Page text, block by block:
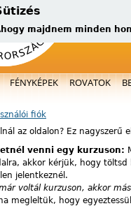
majdnem minden
FÉNYKÉPEK ROVATOK
helyfiók
az oldalon? Ez nagyszerű
venni egy kurzuson:
akkor kérjük, hogy
jelentkeznél.
voltál kurzuson, akkor
megleltük, hogy